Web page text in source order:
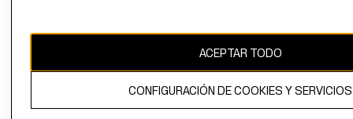
El contenido de esta página web está protegido por copyright y es
ACEPTAR TODO
CONFIGURACIÓN DE COOKIES Y SERVICIOS